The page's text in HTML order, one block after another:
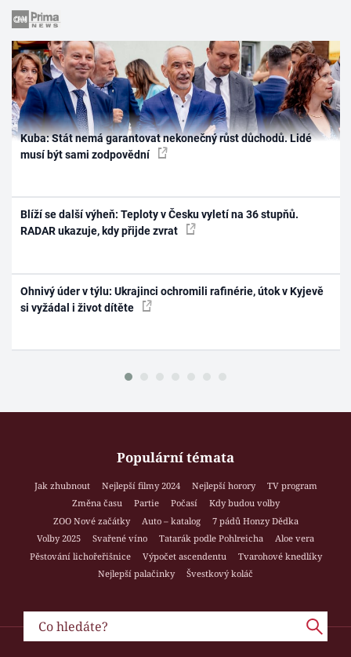
Kuba: Stát nemá garantovat nekonečný růst důchodů. Lidé
musí být sami zodpovědní
Blíží se další výheň: Teploty v Česku vyletí na 36 stupňů.
RADAR ukazuje, kdy přijde zvrat
Ohnivý úder v týlu: Ukrajinci ochromili rafinérie, útok v Kyjevě
si vyžádal i život dítěte
Populární témata
Jak zhubnout Nejlepší filmy 2024 Nejlepší horory
TV program
Změna času
Partie Počasí
Kdy budou volby
ZOO Nové začátky
Auto – katalog
7 pádů Honzy Dědka
Volby 2025
Svařené víno Tatarák podle Pohlreicha
Aloe vera
Pěstování lichořeřišnice
Výpočet ascendentu
Tvarohové knedlíky
Nejlepší palačinky
Švestkový koláč